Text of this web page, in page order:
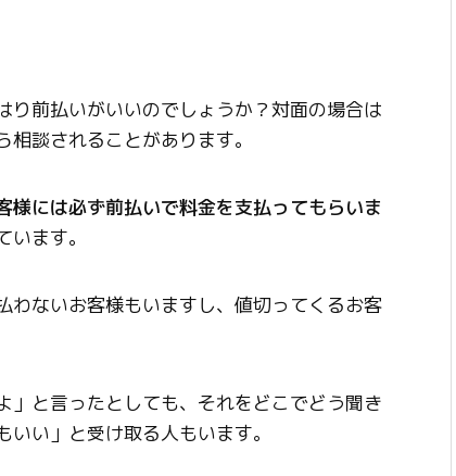
り前払いがいいのでしょうか？対面の場合は
談されることがあります。
様には必ず前払いで料金を支払ってもらいま
ます。
ないお客様もいますし、値切ってくるお客
と言ったとしても、それをどこでどう聞き
い」と受け取る人もいます。